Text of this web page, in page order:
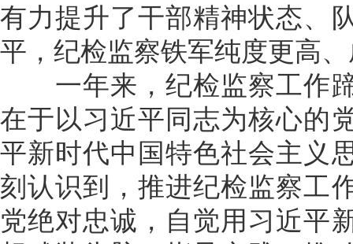
有力提升了干部精神状态、
平，纪检监察铁军纯度更高
一年来，纪检监察工作蹄
在于以习近平同志为核心的
平新时代中国特色社会主义
刻认识到，推进纪检监察工
党绝对忠诚，自觉用习近平